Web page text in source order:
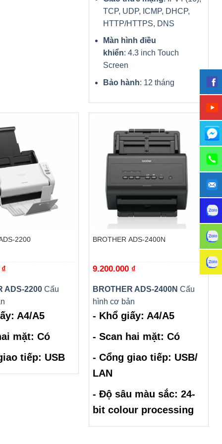
TCP, UDP, ICMP, DHCP,
HTTP/HTTPS, DNS
Màn hình điều
khiển: 4.3 inch Touch
Screen
Bảo hành: 12 tháng
2200
₫
ADS-2200Cấu
A4/A5
mặt: Có
tiếp: USB
BROTHER ADS-2400N
9.200.000 ₫
BROTHER ADS-2400N Cấu
hình cơ bản
- Khổ giấy: A4/A5
- Scan hai mặt: Có
- Cổng giao tiếp: USB/
LAN
- Độ sâu màu sắc: 24-
bit colour processing